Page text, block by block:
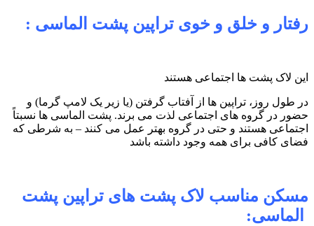
رفتار و خلق و خوی تراپین پشت الماسی :
این لاک پشت ها اجتماعی هستند
در طول روز، تراپین ها از آفتاب گرفتن (یا زیر یک لامپ گرما) و
حضور در گروه های اجتماعی لذت می برند. پشت الماسی ها نسبتاً
اجتماعی هستند و حتی در گروه بهتر عمل می کنند – به شرطی که
فضای کافی برای همه وجود داشته باشد
مسکن مناسب لاک پشت های تراپین پشت
الماسی: